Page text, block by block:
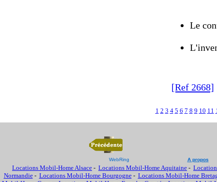
Le
[Ref 2668]
1 2 3 4 5 6 7 8 9 10 11
WebRing A propos
Locations Mobil-Home Alsace - Locations Mobil-Home Aquitaine -
Normandie- Locations Mobil-Home Bourgogne- Locations Mobil-Home